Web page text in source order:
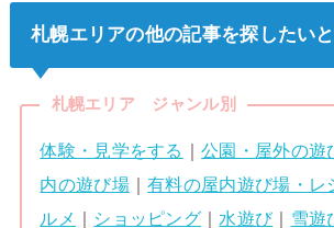
札幌エリアの他の記事を探したい
札幌エリア ジャンル別
体験・見学をする ｜公園・屋外の遊
内の遊び場｜有料の屋内遊び場・レ
ルメ ｜ ショッピング ｜ 水遊び｜ 雪遊